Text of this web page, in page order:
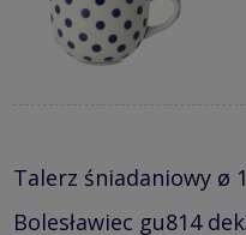
Talerz śniadaniowy ø
Bolesławiec gu814